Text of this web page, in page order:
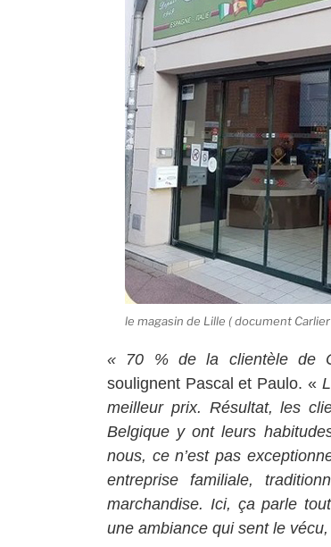
le magasin de Lille ( document Carlier
« 70 % de la clientèle de
soulignent Pascal et Paulo. «
meilleur prix. Résultat, les
Belgique y ont leurs
nous, ce n’est pas
entreprise familiale,
marchandise. Ici, ça parle
une ambiance qui sent le vécu,